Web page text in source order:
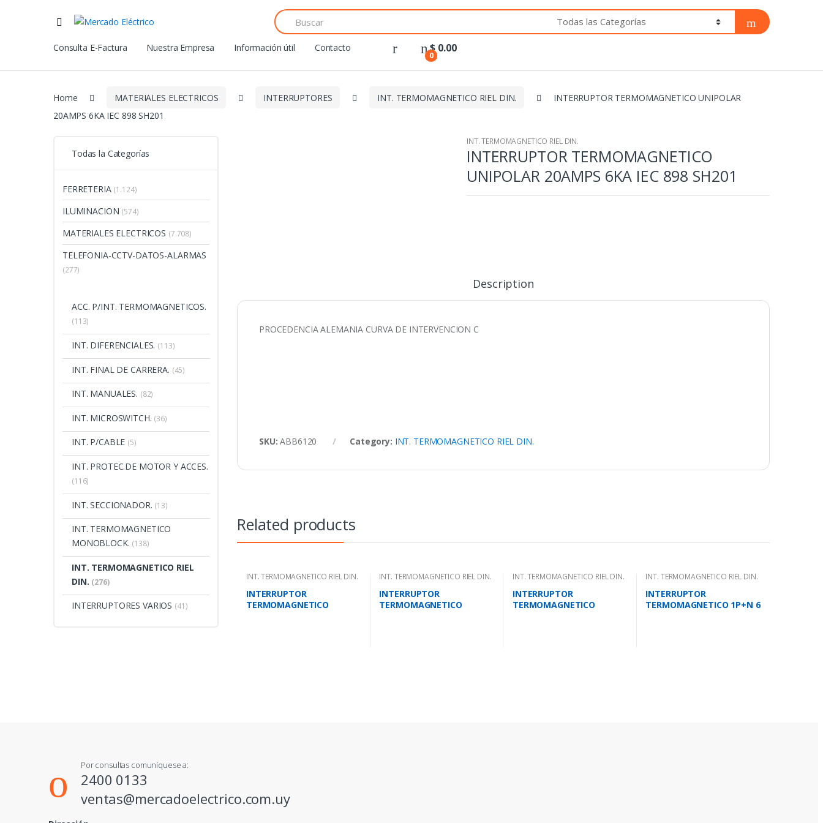
Search
for:
Consulta E-Factura
Nuestra Empresa Información útil Contacto
0
$ 0.00
Home MATERIALES ELECTRICOS INTERRUPTORES INT. TERMOMAGNETICO RIEL DIN.
INTERRUPTOR TERMOMAGNETICO UNIPOLAR
20AMPS 6KA IEC 898 SH201
INT. TERMOMAGNETICO RIEL DIN.
INTERRUPTOR TERMOMAGNETICO
UNIPOLAR 20AMPS 6KA IEC 898 SH201
Description
PROCEDENCIA ALEMANIA CURVA DE INTERVENCION C
SKU:ABB6120 Category: INT. TERMOMAGNETICO RIEL DIN.
Related products
INT. TERMOMAGNETICO RIEL DIN.
INTERRUPTOR
TERMOMAGNETICO
INT. TERMOMAGNETICO RIEL DIN.
INTERRUPTOR
TERMOMAGNETICO
INT. TERMOMAGNETICO RIEL DIN.
INTERRUPTOR
TERMOMAGNETICO
INT. TERMOMAGNETICO RIEL DIN.
INTERRUPTOR
TERMOMAGNETICO 1P+N 6
Todas la Categorías
FERRETERIA (1.124)
ILUMINACION (574)
MATERIALES ELECTRICOS (7.708)
TELEFONIA-CCTV-DATOS-ALARMAS
(277)
ACC. P/INT. TERMOMAGNETICOS.
(113)
INT. DIFERENCIALES. (113)
INT. FINAL DE CARRERA. (45)
INT. MANUALES. (82)
INT. MICROSWITCH. (36)
INT. P/CABLE (5)
INT. PROTEC.DE MOTOR Y ACCES.
(116)
INT. SECCIONADOR. (13)
INT. TERMOMAGNETICO
MONOBLOCK. (138)
INT. TERMOMAGNETICO RIEL
DIN. (276)
INTERRUPTORES VARIOS (41)
Por consultas comuníquese a:
2400 0133
ventas@mercadoelectrico.com.uy